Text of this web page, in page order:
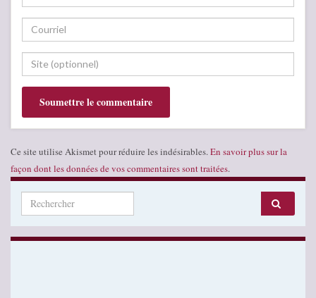
Ce site utilise Akismet pour réduire les indésirables. En savoir plus sur la
façon dont les données de vos commentaires sont traitées.
Search for: